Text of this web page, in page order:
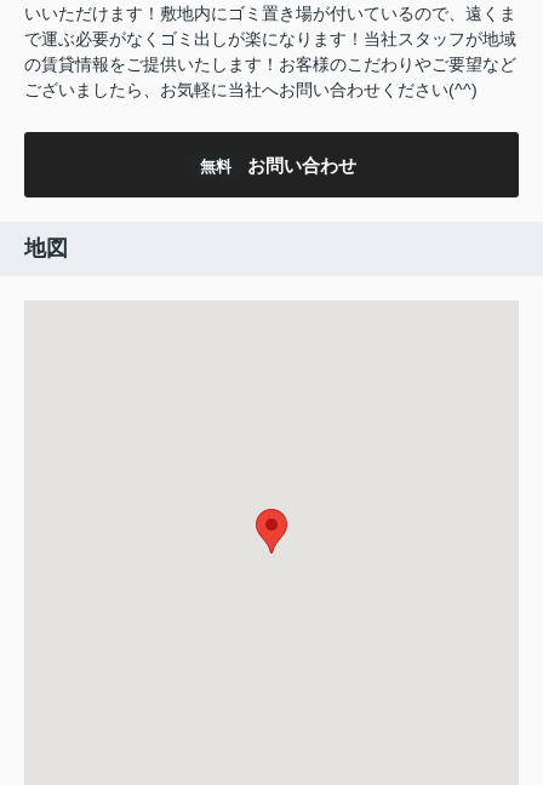
いいただけます！敷地内にゴミ置き場が付いているので、遠くま
で運ぶ必要がなくゴミ出しが楽になります！当社スタッフが地域
の賃貸情報をご提供いたします！お客様のこだわりやご要望など
ございましたら、お気軽に当社へお問い合わせください(^^)
無料 お問い合わせ
地図